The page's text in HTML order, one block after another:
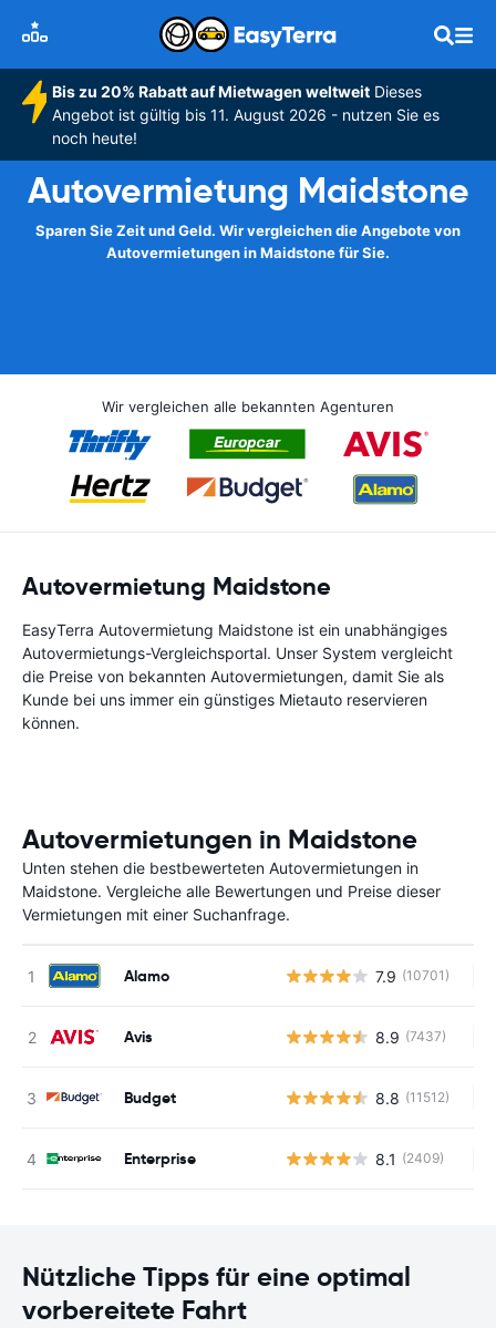
Bis zu 20% Rabatt auf Mietwagen weltweitDieses
Angebot ist gültig bis 11. August 2026 - nutzen Sie es
noch heute!
Autovermietung Maidstone
Sparen Sie Zeit und Geld. Wir vergleichen die Angebote von
Autovermietungen in Maidstone für Sie.
Wir vergleichen alle bekannten Agenturen
Autovermietung Maidstone
EasyTerra Autovermietung Maidstone ist ein unabhängiges
Autovermietungs-Vergleichsportal. Unser System vergleicht
die Preise von bekannten Autovermietungen, damit Sie als
Kunde bei uns immer ein günstiges Mietauto reservieren
können.
Autovermietungen in Maidstone
Unten stehen die bestbewerteten Autovermietungen in
Maidstone. Vergleiche alle Bewertungen und Preise dieser
Vermietungen mit einer Suchanfrage.
Alamo 7.9 (10701)
Avis 8.9 (7437)
Budget 8.8 (11512)
Enterprise 8.1 (2409)
Nützliche Tipps für eine optimal
vorbereitete Fahrt